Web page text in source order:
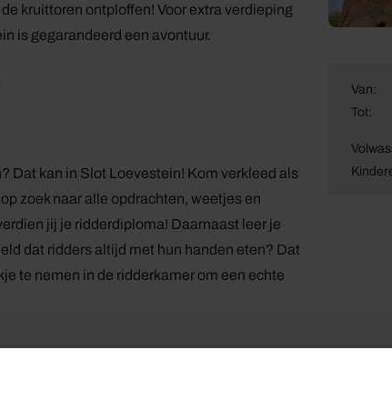
kruittoren ontploffen! Voor extra verdieping
is gegarandeerd een avontuur.
Dat kan in Slot Loevestein! Kom verkleed als
zoek naar alle opdrachten, weetjes en
jij je ridderdiploma! Daarnaast leer je
dat ridders altijd met hun handen eten? Dat
te nemen in de ridderkamer om een echte
Van:
Tot: